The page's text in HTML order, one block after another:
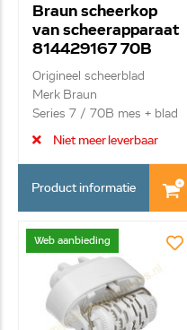
Braun scheerkop
van scheerapparaat
814429167 70B
Origineel scheerblad
Merk Braun
Series 7 / 70B mes + blad
Niet meer leverbaar
Product informatie
Web aanbieding